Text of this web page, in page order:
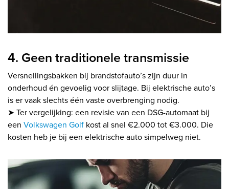
4. Geen traditionele transmissie
Versnellingsbakken bij brandstofauto’s zijn duur in
onderhoud én gevoelig voor slijtage. Bij elektrische auto’s
is er vaak slechts één vaste overbrenging nodig.
➤ Ter vergelijking: een revisie van een DSG-automaat bij
een Volkswagen Golf kost al snel €2.000 tot €3.000. Die
kosten heb je bij een elektrische auto simpelweg niet.